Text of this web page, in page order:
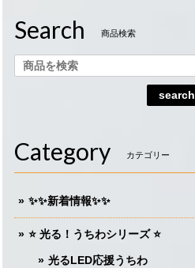
Search 商品検索
search
Category カテゴリー
✨✨新着情報✨✨
⭐️ 光る！うちわシリーズ ⭐️
光るLED応援うちわ